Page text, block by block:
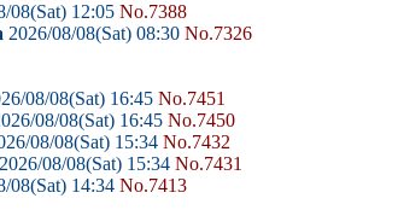
08(Sat) 12:05 No.7388
2026/08/08(Sat) 08:30 No.7326
08/08(Sat) 16:45 No.7451
08/08(Sat) 16:45 No.7450
08/08(Sat) 15:34 No.7432
2026/08/08(Sat) 15:34 No.7431
08(Sat) 14:34 No.7413